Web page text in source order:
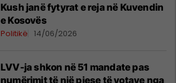
Kush janë fytyrat e reja në Kuvendin
e Kosovës
Politikë 14/06/2026
LVV-ja shkon në 51 mandate pas
numërimit të një pjese të votave nga